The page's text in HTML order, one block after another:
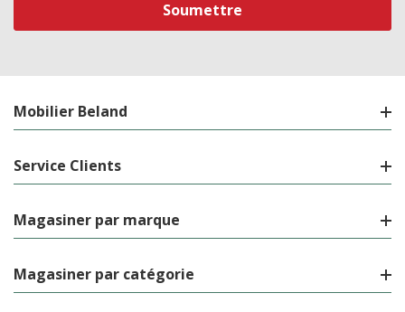
Mobilier Beland
Service Clients
Magasiner par marque
Magasiner par catégorie